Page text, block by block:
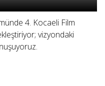
4. Kocaeli Film
vizyondaki